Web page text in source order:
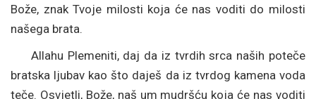
Bože, znak Tvoje milosti koja će nas voditi do milosti
našega brata.
Allahu Plemeniti, daj da iz tvrdih srca naših poteče
bratska ljubav kao što daješ da iz tvrdog kamena voda
teče. Osvjetli, Bože, naš um mudršću koja će nas voditi